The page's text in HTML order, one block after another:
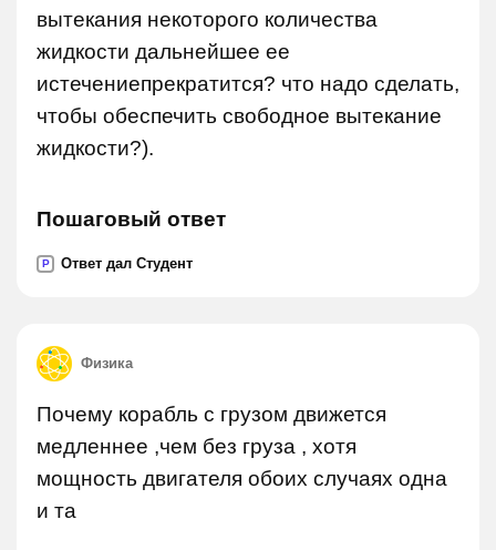
вытекания некоторого количества
жидкости дальнейшее ее
истечениепрекратится? что надо сделать,
чтобы обеспечить свободное вытекание
жидкости?).
Пошаговый ответ
P Ответ дал Студент
Физика
Почему корабль с грузом движется
медленнее ,чем без груза , хотя
мощность двигателя обоих случаях одна
и та